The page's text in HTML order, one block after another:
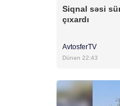
Siqnal səsi
çıxardı
AvtosferTV
Dünən 22:43